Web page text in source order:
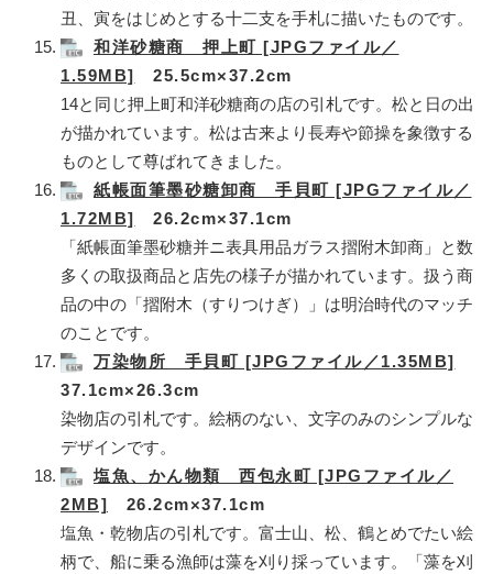
丑、寅をはじめとする十二支を手札に描いたものです。
和洋砂糖商 押上町 [JPGファイル／
1.59MB] 25.5cm×37.2cm
14と同じ押上町和洋砂糖商の店の引札です。松と日の出
が描かれています。松は古来より長寿や節操を象徴する
ものとして尊ばれてきました。
紙帳面筆墨砂糖卸商 手貝町 [JPGファイル／
1.72MB] 26.2cm×37.1cm
「紙帳面筆墨砂糖并ニ表具用品ガラス摺附木卸商」と数
多くの取扱商品と店先の様子が描かれています。扱う商
品の中の「摺附木（すりつけぎ）」は明治時代のマッチ
のことです。
万染物所 手貝町 [JPGファイル／1.35MB]
37.1cm×26.3cm
染物店の引札です。絵柄のない、文字のみのシンプルな
デザインです。
塩魚、かん物類 西包永町 [JPGファイル／
2MB] 26.2cm×37.1cm
塩魚・乾物店の引札です。富士山、松、鶴とめでたい絵
柄で、船に乗る漁師は藻を刈り採っています。「藻を刈